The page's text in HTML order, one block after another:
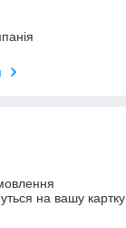
на вашу картку